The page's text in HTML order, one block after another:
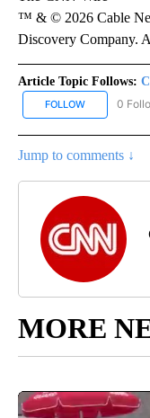
™ & © 2026 Cable
Discovery Company.
Article Topic Follows:
FOLLOW FOLLOW
0
Jump to comments ↓
MORE